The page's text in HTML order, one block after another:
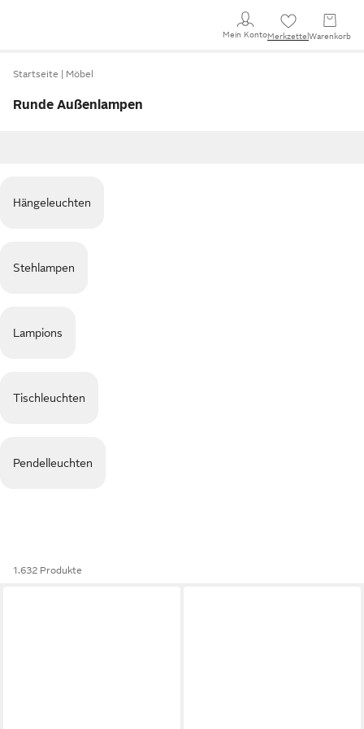
Mein KontoMerkzettel Warenkorb
Startseite Möbel
Runde Außenlampen
Hängeleuchten
Stehlampen
Lampions
Tischleuchten
Pendelleuchten
1.632 Produkte